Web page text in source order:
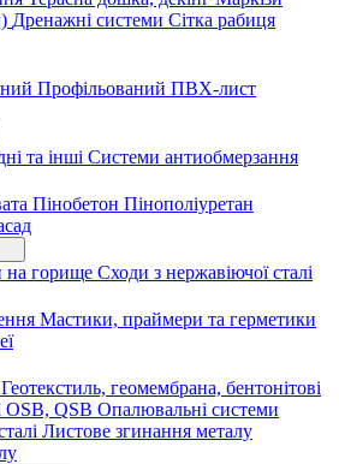
Дренажні системи Сітка рабиця
Профільований ПВХ-лист
та інші Системи антиобмерзання
Пінобетон Пінополіуретан
на горище Сходи з нержавіючої сталі
Мастики, праймери та герметики
Геотекстиль, геомембрана, бентонітові
OSB, QSB Опалювальні системи
Листове згинання металу